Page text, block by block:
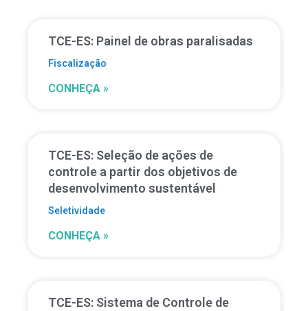
TCE-ES: Painel de obras paralisadas
Fiscalização
CONHEÇA »
TCE-ES: Seleção de ações de
controle a partir dos objetivos de
desenvolvimento sustentável
Seletividade
CONHEÇA »
TCE-ES: Sistema de Controle de